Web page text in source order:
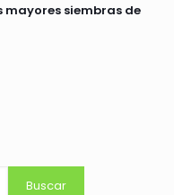
siembras de
Buscar